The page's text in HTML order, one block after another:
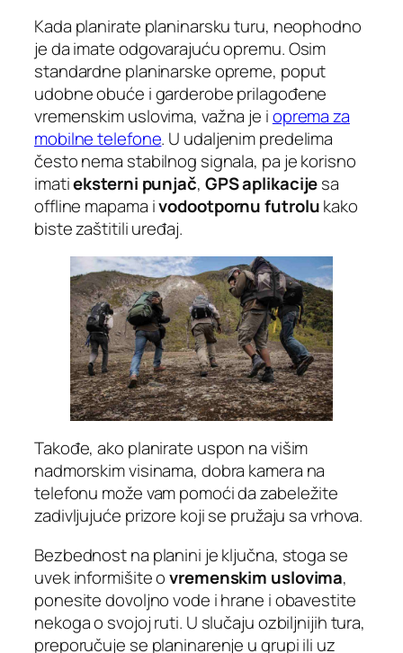
Kada planirate planinarsku turu, neophodno
je da imate odgovarajuću opremu. Osim
standardne planinarske opreme, poput
udobne obuće i garderobe prilagođene
vremenskim uslovima, važna je ioprema za
mobilne telefone. U udaljenim predelima
često nema stabilnog signala, pa je korisno
imatieksterni punjač, GPS aplikacijesa
offline mapama ivodootpornu futrolukako
biste zaštitili uređaj.
Takođe, ako planirate uspon na višim
nadmorskim visinama, dobra kamera na
telefonu može vam pomoći da zabeležite
zadivljujuće prizore koji se pružaju sa vrhova.
Bezbednost na planini je ključna, stoga se
uvek informišite ovremenskim uslovima,
ponesite dovoljno vode i hrane i obavestite
nekoga o svojoj ruti. U slučaju ozbiljnijih tura,
preporučuje se planinarenje u grupi ili uz